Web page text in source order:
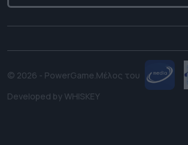
© 2026 - PowerGame.Μέλος του